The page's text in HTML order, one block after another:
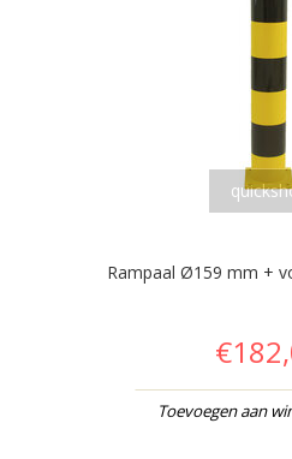
Rampaal Ø159 mm +
Toevoegen aan